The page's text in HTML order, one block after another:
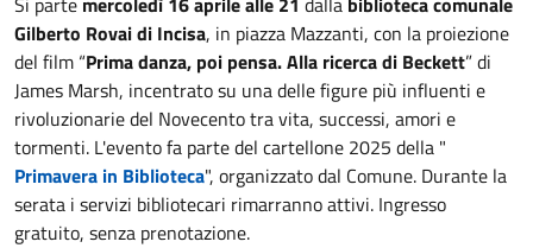
Gilberto Rovai di Incisa, in piazza Mazzanti, con la proiezione
del film “Prima danza, poi pensa. Alla ricerca di Beckett” di
James Marsh, incentrato su una delle figure più influenti e
rivoluzionarie del Novecento tra vita, successi, amori e
tormenti. L'evento fa parte del cartellone 2025 della "
Primavera in Biblioteca", organizzato dal Comune. Durante la
serata i servizi bibliotecari rimarranno attivi. Ingresso
gratuito, senza prenotazione.